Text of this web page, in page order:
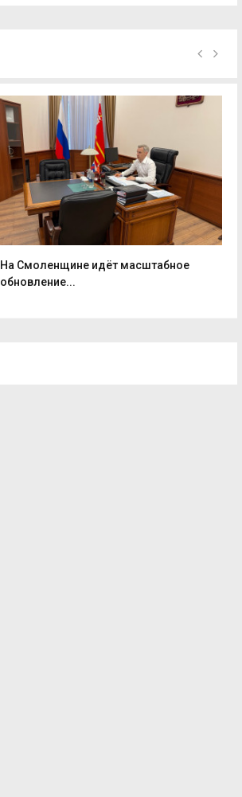
На Смоленщине идёт масштабное
обновление...